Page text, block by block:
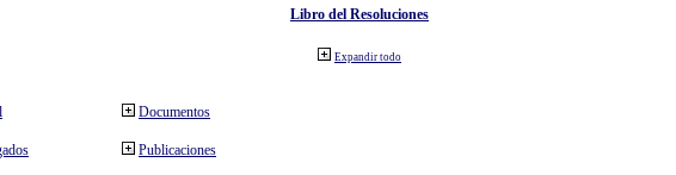
Libro del Resoluciones
Expandir todo
Documentos
Publicaciones